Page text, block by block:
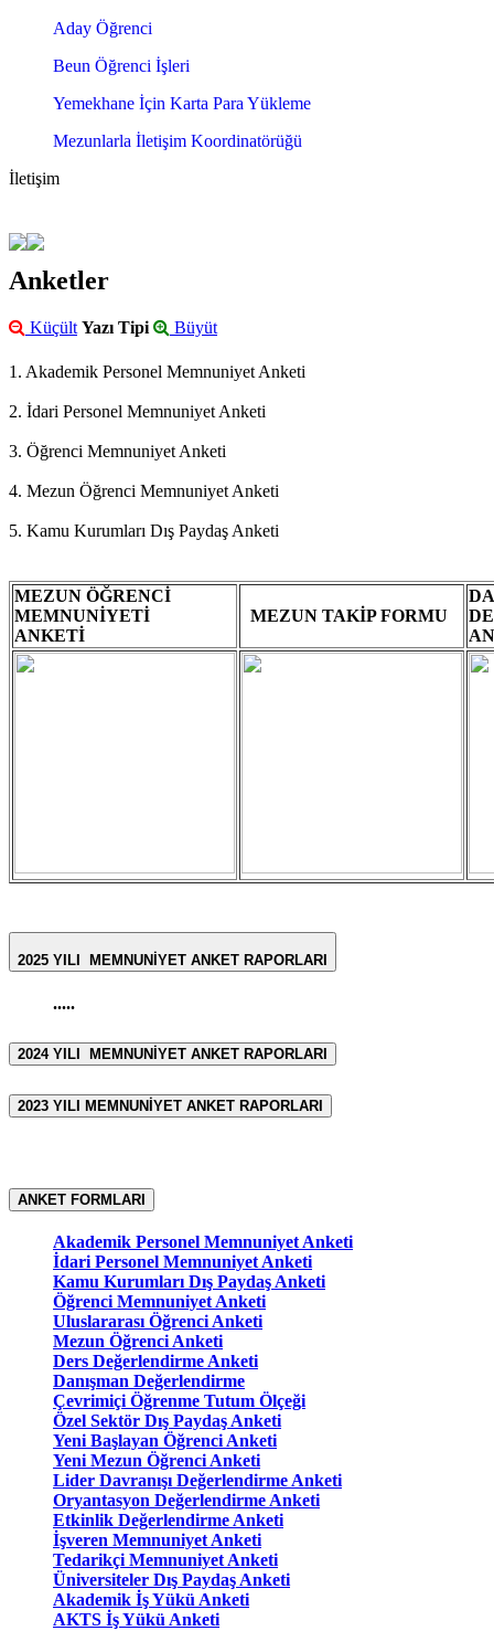
Aday Öğrenci
Beun Öğrenci İşleri
Yemekhane İçin Karta Para Yükleme
Mezunlarla İletişim Koordinatörüğü
İletişim
Anketler
Küçült Yazı Tipi Büyüt
1. Akademik Personel Memnuniyet Anketi
2. İdari Personel Memnuniyet Anketi
3. Öğrenci Memnuniyet Anketi
4. Mezun Öğrenci Memnuniyet Anketi
5. Kamu Kurumları Dış Paydaş Anketi
MEZUN ÖĞRENCİ
MEMNUNİYETİ
ANKETİ
MEZUN TAKİP FORMU
2025 YILI MEMNUNİYET ANKET RAPORLARI
.....
2024 YILI MEMNUNİYET ANKET RAPORLARI
2023 YILI MEMNUNİYET ANKET RAPORLARI
ANKET FORMLARI
Akademik Personel Memnuniyet Anketi
İdari Personel Memnuniyet Anketi
Kamu Kurumları Dış Paydaş Anketi
Öğrenci Memnuniyet Anketi
Uluslararası Öğrenci Anketi
Mezun Öğrenci Anketi
Ders Değerlendirme Anketi
Danışman Değerlendirme
Çevrimiçi Öğrenme Tutum Ölçeği
Özel Sektör Dış Paydaş Anketi
Yeni Başlayan Öğrenci Anketi
Yeni Mezun Öğrenci Anketi
Lider Davranışı Değerlendirme Anketi
Oryantasyon Değerlendirme Anketi
Etkinlik Değerlendirme Anketi
İşveren Memnuniyet Anketi
Tedarikçi Memnuniyet Anketi
Üniversiteler Dış Paydaş Anketi
Akademik İş Yükü Anketi
AKTS İş Yükü Anketi